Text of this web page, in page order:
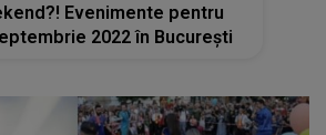
Evenimente pentru
2022 în București